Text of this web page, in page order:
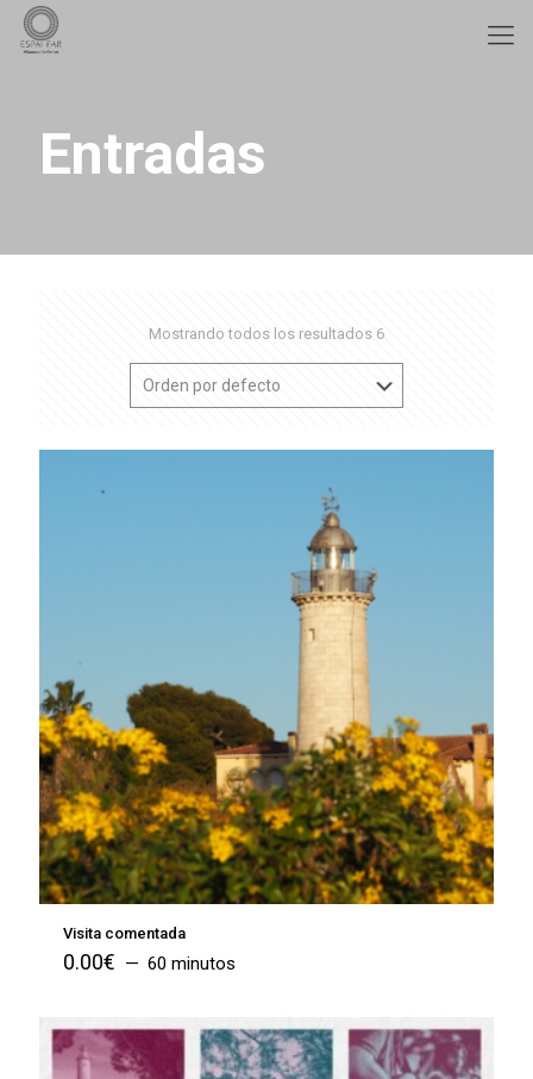
Entradas
Mostrando todos los resultados 6
Visita comentada
0.00€ 60 minutos